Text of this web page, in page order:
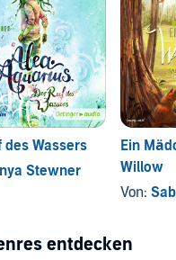
des Wassers
Stewner
Ein
Willow
Von:
entdecken